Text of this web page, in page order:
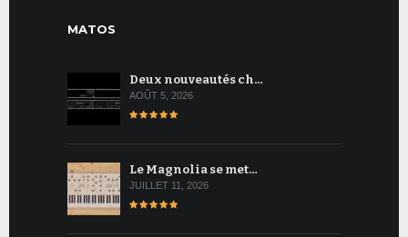
MATOS
Deux nouveautés ch…
AOÛT 5, 2026
Le Magnolia se met…
JUILLET 11, 2026